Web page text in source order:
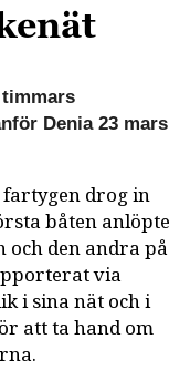
Denia 23 mars
drog in
båten anlöpte
och den andra på
via
i sina nät och i
att ta hand om